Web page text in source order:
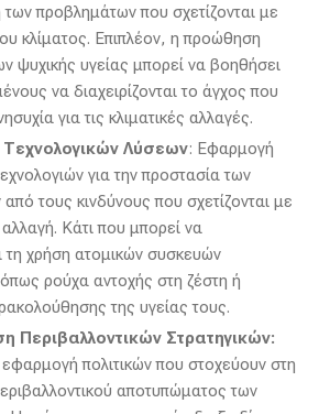
των προβλημάτων που σχετίζονται με
κλίματος. Επιπλέον, η προώθηση
ψυχικής υγείας μπορεί να βοηθήσει
να διαχειρίζονται το άγχος που
για τις κλιματικές αλλαγές.
Τεχνολογικών Λύσεων: Εφαρμογή
για την προστασία των
τους κινδύνους που σχετίζονται με
αλλαγή. Κάτι που μπορεί να
τη χρήση ατομικών συσκευών
ρούχα αντοχής στη ζέστη ή
της υγείας τους.
Περιβαλλοντικών Στρατηγικών:
πολιτικών που στοχεύουν στη
αποτυπώματος των